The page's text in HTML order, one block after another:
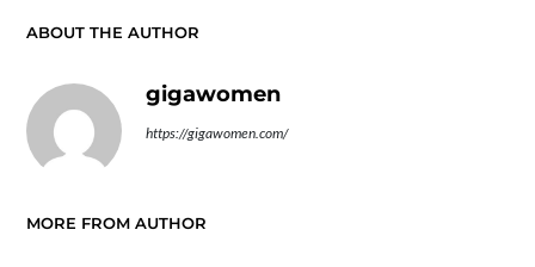
ABOUT THE AUTHOR
gigawomen
https://gigawomen.com/
MORE FROM AUTHOR